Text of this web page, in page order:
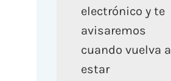
electrónico y te
avisaremos
cuando vuelva a
estar